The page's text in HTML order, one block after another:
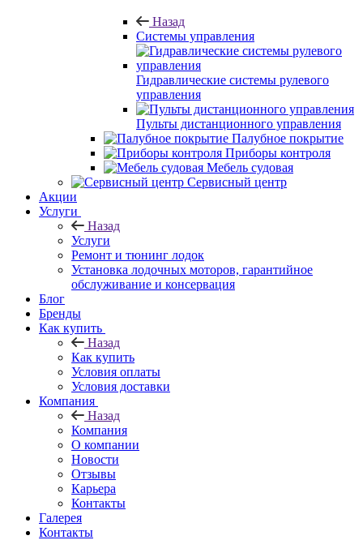
Назад
Системы управления
Гидравлические системы рулевого
управления
Пульты дистанционного управления
Палубное покрытие
Приборы контроля
Мебель судовая
Сервисный центр
Акции
Услуги
Назад
Услуги
Ремонт и тюнинг лодок
Установка лодочных моторов, гарантийное
обслуживание и консервация
Блог
Бренды
Как купить
Назад
Как купить
Условия оплаты
Условия доставки
Компания
Назад
Компания
О компании
Новости
Отзывы
Карьера
Контакты
Галерея
Контакты